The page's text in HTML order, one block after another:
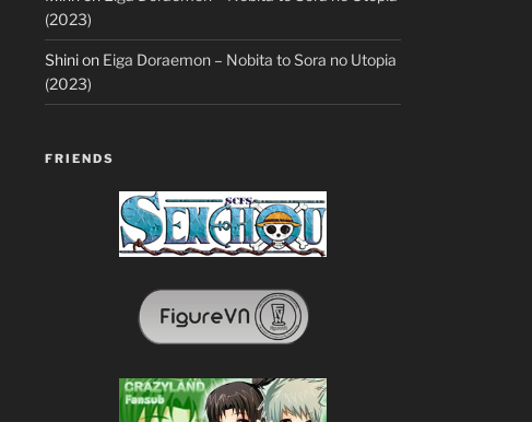
(2023)
Shinion Eiga Doraemon – Nobita to Sora no Utopia
(2023)
FRIENDS